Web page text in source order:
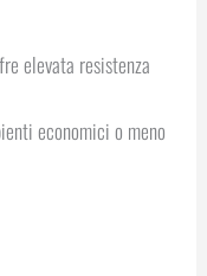
elevata resistenza
economici o meno